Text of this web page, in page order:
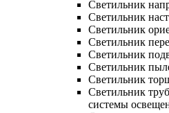
Светильник
Светильник
Светильник
Светильник
Светильник
Светильник
Светильник
Светильник
системы